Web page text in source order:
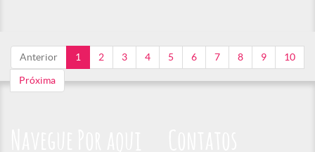
Anterior 1 2 3 4 5 6 7 8 9 10
Próxima